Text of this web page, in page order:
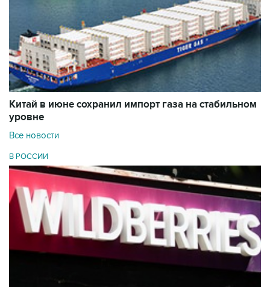
Китай в июне сохранил импорт газа на стабильном
уровне
Все новости
В РОССИИ